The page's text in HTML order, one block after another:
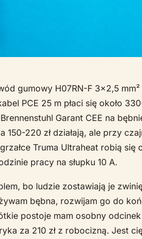
gumowy H07RN-F 3x2,5
PCE 25 m płaci się około
Garant CEE na
150-220 zł działają, ale przy
Truma Ultraheat robią się
pracy na słupku 10 A.
bo ludzie zostawiają je
bębna, rozwijam go do
postoje mam osobny odcinek
za 210 zł z robocizną. Jest